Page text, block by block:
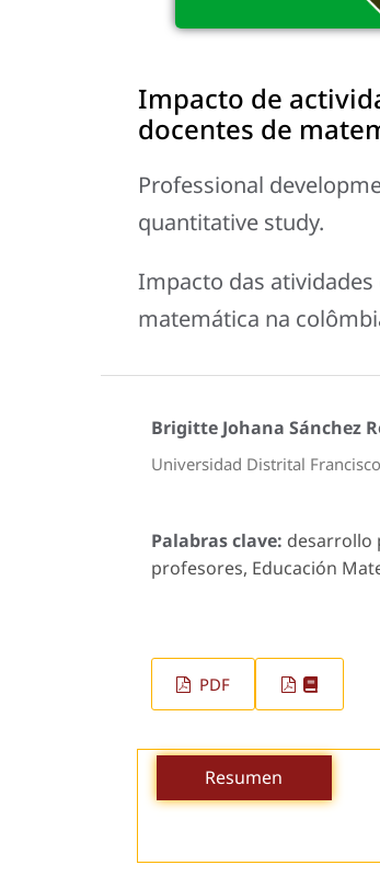
Impacto de
docentes de
Professional
quantitative study.
Impacto das
matemática na
Brigitte Johana Sánchez
Universidad Distrital
Palabras clave: desarrollo
profesores, Educación
PDF
Resumen